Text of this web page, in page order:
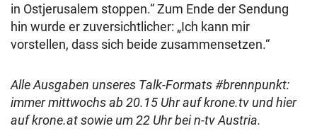
in Ostjerusalem stoppen.“ Zum Ende der Sendung
hin wurde er zuversichtlicher: „Ich kann mir
vorstellen, dass sich beide zusammensetzen.“
Alle Ausgaben unseres Talk-Formats #brennpunkt:
immer mittwochs ab 20.15 Uhr auf krone.tv und hier
auf krone.at sowie um 22 Uhr bei n-tv Austria.